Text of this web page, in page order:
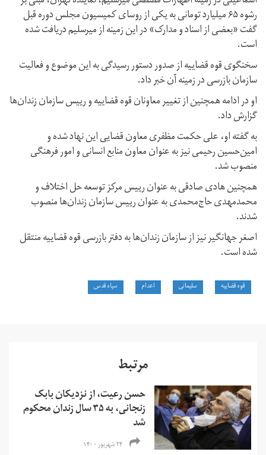
رشوه ۶۵ میلیارد تومانی به یکی از روسای کمیسیون مجلس دوره قبل
گفت «بعضی از اسناد و مدارک» در این زمینه از میرسلیم دریافت شده
است.
سخنگوی قوه قضاییه از صدور دستور رسیدگی به این موضوع و فعالیت
سازمان بازرسی در زمینه آن خبر داد.
او در ادامه همچنین از تغییر معاونان قوه قضاییه و رییس سازمان زندان‌ها
گزارش داد.
به گفته او،‌ علی حکمت مظفری معاون قضایی این نهاد شده و
امین‌حسین رحیمی نیز به عنوان معاون منابع انسانی و امور فرهنگی
منصوب شد.
همچنین هادی صادقی به عنوان رییس مرکز توسعه حل اختلاف و
محمدمهدی حاج‌محمدی به عنوان رییس سازمان زندان‌ها منصوب
شدند.
اصغر جهانگیر نیز از سازمان زندان‌ها به دفتر بازرسی قوه قضاییه منتقل
شده است.
قوه قضاییه سلیمانی اعدام سپاه قدس
مرتبط
حسن رعیت، از نزدیکان بابک
زنجانی، به ۳۵ سال زندان محکوم
شد
۲۴ شهریور ۱۴۰۰